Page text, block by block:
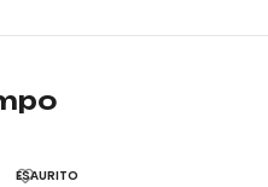
- Oceano" (35 pezzi) mideer
- Oceano" (35 pezzi) mideer
ESAURITO